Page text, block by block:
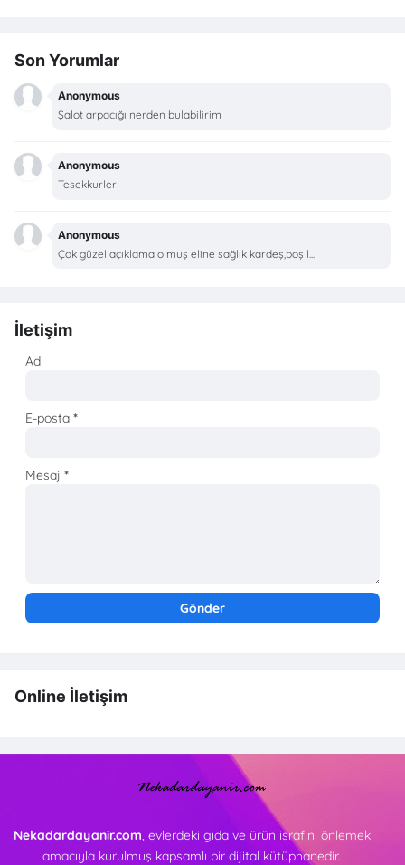
Son Yorumlar
Anonymous
Şalot arpacığı nerden bulabilirim
Anonymous
Tesekkurler
Anonymous
Çok güzel açıklama olmuş eline sağlık kardeş,boş l...
İletişim
Ad
E-posta*
Mesaj*
Online İletişim
Nekadardayanir.com , evlerdeki gıda ve ürün israfını önlemek
amacıyla kurulmuş kapsamlı bir dijital kütüphanedir.